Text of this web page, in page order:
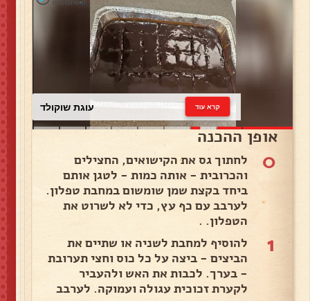
עוגת שוקולד קרא עוד
אופן ההכנה
0
לחתוך גס את הקישואים, החצילים
והכרובית - אותה כמות - לטגן אותם
ביחד בקצת שמן שומשום במחבת טפלון.
לערבב עם כף עץ, כדי לא לשרוט את
הטפלון. .
1
להוסיף למחבת לשניה או שתיים את
הביצים - ביצה על כל כוס וחצי תערובת
- בערך. לכבות את האש ולהעביר
לקערת זכוכית עגולה ועמוקה. לערבב